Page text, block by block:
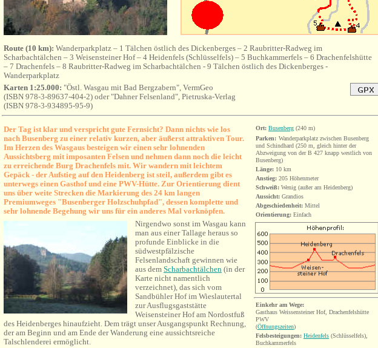
Route (10 km): Wanderparkplatz – 1 Tälchen östlich des Dickenberges – 2 Raubritter-Radweg im
Scharbachtälchen – 3 Weisensteiner Hof – 4 Heidenfels (Schlüsselfels) – 5 Buchkammerfels – 6 Drachenfelshütte
– 7 Drachenfels – 8 Raubritter-Radweg im Scharbachtälchen - 9 Tälchen östlich des Dickenberges -
Wanderparkplatz
Karten 1:25.000: "Östl. Wasgau mit Bad Bergzabern", VermGeo
(ISBN 978-3-89637-404-2) oder "Dahner Felsenland", Pietruska-Verlag
(ISBN 978-3-934895-95-9)
Der Tag ist klar und verspricht gute Fernsicht? Dann nichts wie los
nach Busenberg zu einer relativ kurzen, aber äußerst attraktiven Tour.
Im Herzen des Wasgaus besteigen wir einen sehr lohnenden
Aussichtsberg mit imposanten Felsen und nehmen dann noch die leicht
zu erreichende Burg Drachenfels mit. Wir wandern mit leichtem
Gepäck - der Aufstieg auf den Heidenberg ist steil, außerdem gibt es
unterwegs einen Gasthof und eine PWV-Hütte. Zur Orientierung dient
uns über weite Strecken die Markierung des 24 km langen
Premiumweges "Busenberger Holzschuhpfad", dessen komplette und
sehr lohnende Begehung wir uns für ein anderes Mal vorknöpfen.
Nirgendwo sonst im Wasgau kann
man aus einer Tallage heraus so
profunde Einblicke in die
südwestpfälzische
Felsenlandschaft gewinnen wie
aus dem Scharbachtälchen (in der
Karte nicht namentlich
verzeichnet), das sich vom
Sandbühler Hof im Wieslautertal
zur Ausflugsgaststätte
Weisensteiner Hof am Nordostfuß
des Heidenberges hinaufzieht. Dem trägt unser Ausgangspunkt Rechnung,
der am Beginn und am Ende der Wanderung eine aussichtsreiche
Talschlenderei ermöglicht.
Ort: Busenberg (240 m)
Parken: Wanderparkplatz zwischen Busenberg
und Schindhard (250 m, gleich hinter der
Abzweigung von der B 427 knapp westlich von
Busenberg)
Länge: 10 km
Anstieg: 205 Höhenmeter
Schweiß: Wenig (außer am Heidenberg)
Aussicht: Grandios
Abgeschiedenheit: Mittel
Orientierung: Einfach
Einkehr am Wege:
Gasthaus Weissensteiner Hof, Drachenfelshütte
PWV
(Öffnungszeiten)
Felsbesteigungen: Heidenfels (Schlüsselfels),
Buchkammerfels